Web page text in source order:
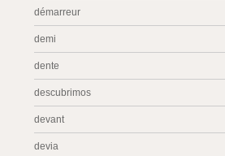
démarreur
demi
dente
descubrimos
devant
devia